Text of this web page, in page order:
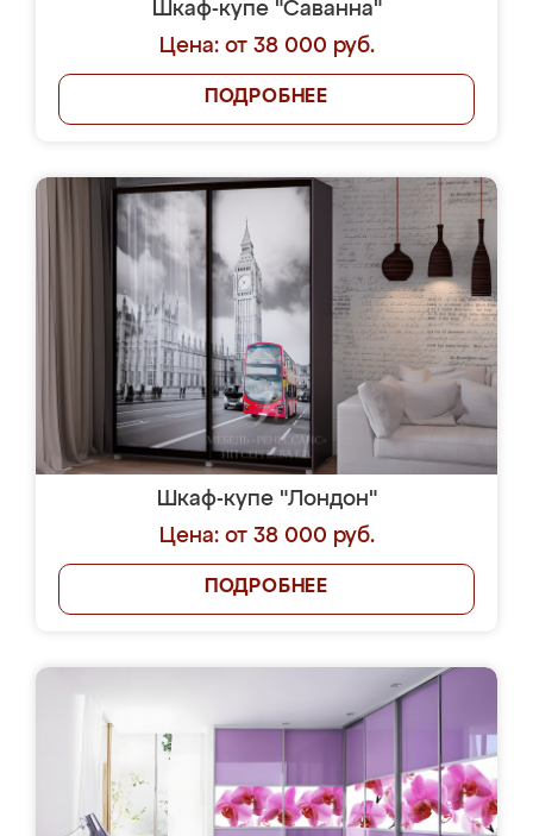
Шкаф-купе "Саванна"
Цена: от 38 000 руб.
ПОДРОБНЕЕ
Шкаф-купе "Лондон"
Цена: от 38 000 руб.
ПОДРОБНЕЕ